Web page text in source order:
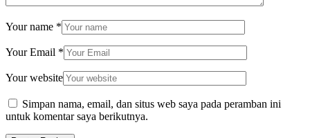
Your name *
Your Email *
Your website
Simpan nama, email, dan situs web saya pada peramban ini
untuk komentar saya berikutnya.